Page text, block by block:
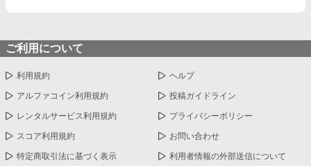
ご利用について
利用規約 ヘルプ
アルファコイン利用規約 投稿ガイドライン
レンタルサービス利用規約 プライバシーポリシー
スコア利用規約 お問い合わせ
特定商取引法に基づく表示 利用者情報の外部送信について